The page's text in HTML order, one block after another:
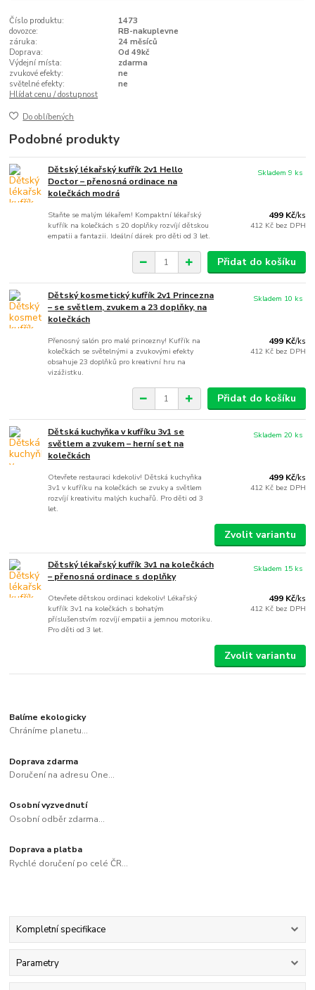
Číslo produktu:
1473
dovozce:
RB-nakuplevne
záruka:
24 měsíců
Doprava:
Od 49kč
Výdejní místa:
zdarma
zvukové efekty:
ne
světelné efekty:
ne
Hlídat cenu / dostupnost
Do oblíbených
Podobné produkty
Dětský lékařský kufřík 2v1 Hello
Doctor – přenosná ordinace na
kolečkách modrá
Staňte se malým lékařem! Kompaktní lékařský
kufřík na kolečkách s 20 doplňky rozvíjí dětskou
empatii a fantazii. Ideální dárek pro děti od 3 let.
499 Kč/ks
412 Kč bez DPH
Skladem 9 ks
Přidat do košíku
Dětský kosmetický kufřík 2v1 Princezna
– se světlem, zvukem a 23 doplňky, na
kolečkách
Přenosný salón pro malé princezny! Kufřík na
kolečkách se světelnými a zvukovými efekty
obsahuje 23 doplňků pro kreativní hru na
vizážistku.
499 Kč/ks
412 Kč bez DPH
Skladem 10 ks
Přidat do košíku
Dětská kuchyňka v kufříku 3v1 se
světlem a zvukem – herní set na
kolečkách
Otevřete restauraci kdekoliv! Dětská kuchyňka
3v1 v kufříku na kolečkách se zvuky a světlem
rozvíjí kreativitu malých kuchařů. Pro děti od 3
let.
499 Kč/ks
412 Kč bez DPH
Skladem 20 ks
Zvolit variantu
Dětský lékařský kufřík 3v1 na kolečkách
– přenosná ordinace s doplňky
Otevřete dětskou ordinaci kdekoliv! Lékařský
kufřík 3v1 na kolečkách s bohatým
příslušenstvím rozvíjí empatii a jemnou motoriku.
Pro děti od 3 let.
499 Kč/ks
412 Kč bez DPH
Skladem 15 ks
Zvolit variantu
Balíme ekologicky
Chráníme planetu...
Doprava zdarma
Doručení na adresu One...
Osobní vyzvednutí
Osobní odběr zdarma...
Doprava a platba
Rychlé doručení po celé ČR...
Kompletní specifikace
Parametry